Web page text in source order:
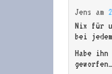
Jens am
Nix für
bei
Habe
geworfen…